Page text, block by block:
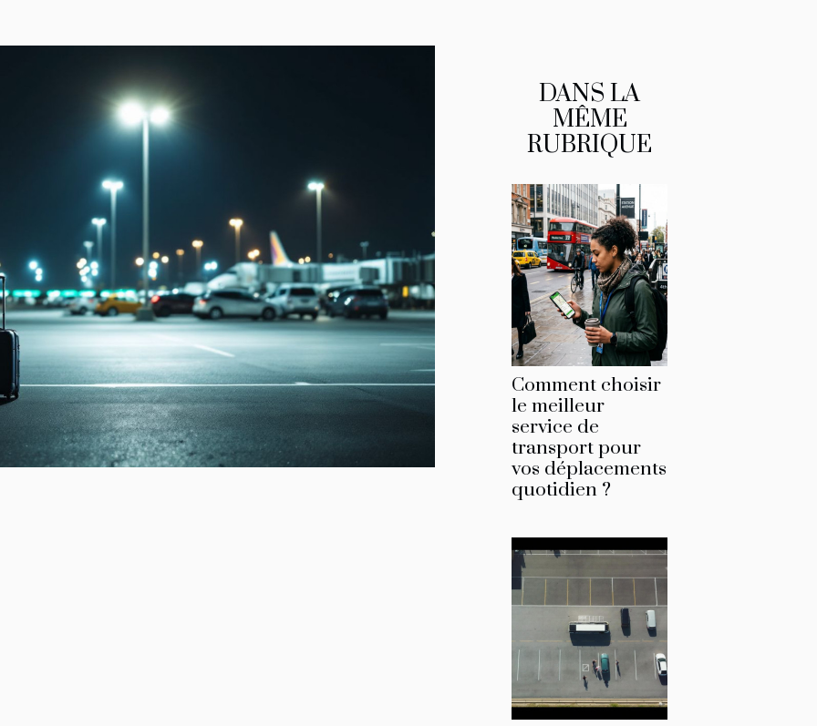
DANS LA
MÊME
RUBRIQUE
Comment choisir
le meilleur
service de
transport pour
vos déplacements
quotidien ?